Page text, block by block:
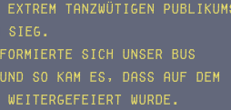
tanzwütigen
Sieg.
sich unser Bus
so kam es, dass auf dem
weitergefeiert wurde.